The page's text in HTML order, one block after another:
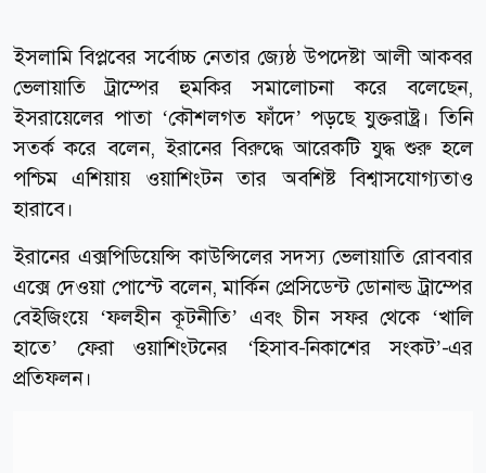
ইসলামি বিপ্লবের সর্বোচ্চ নেতার জ্যেষ্ঠ উপদেষ্টা আলী আকবর
ভেলায়াতি ট্রাম্পের হুমকির সমালোচনা করে বলেছেন,
ইসরায়েলের পাতা ‘কৌশলগত ফাঁদে’ পড়ছে যুক্তরাষ্ট্র। তিনি
সতর্ক করে বলেন, ইরানের বিরুদ্ধে আরেকটি যুদ্ধ শুরু হলে
পশ্চিম এশিয়ায় ওয়াশিংটন তার অবশিষ্ট বিশ্বাসযোগ্যতাও
হারাবে।
ইরানের এক্সপিডিয়েন্সি কাউন্সিলের সদস্য ভেলায়াতি রোববার
এক্সে দেওয়া পোস্টে বলেন, মার্কিন প্রেসিডেন্ট ডোনাল্ড ট্রাম্পের
বেইজিংয়ে ‘ফলহীন কূটনীতি’ এবং চীন সফর থেকে ‘খালি
হাতে’ ফেরা ওয়াশিংটনের ‘হিসাব-নিকাশের সংকট’-এর
প্রতিফলন।